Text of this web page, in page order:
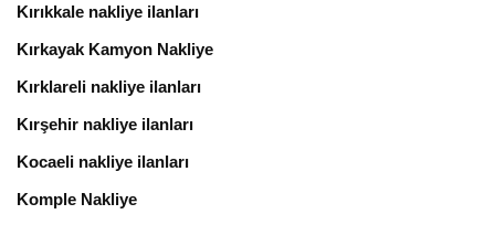
Kırıkkale nakliye ilanları
Kırkayak Kamyon Nakliye
Kırklareli nakliye ilanları
Kırşehir nakliye ilanları
Kocaeli nakliye ilanları
Komple Nakliye